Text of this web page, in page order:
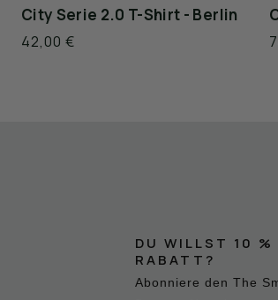
City Serie 2.0 T-Shirt - Berlin
42,00 €
DU WILLST 10 %
RABATT?
Abonniere den The